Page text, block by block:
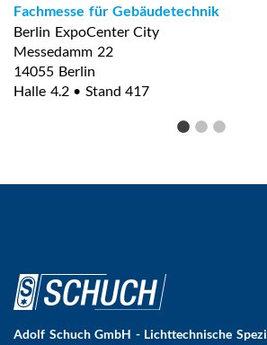
Fachmesse für Gebäudetechnik
Berlin ExpoCenter City
Messedamm 22
14055 Berlin
Halle 4.2 • Stand 417
Adolf Schuch GmbH - Lichttechnische